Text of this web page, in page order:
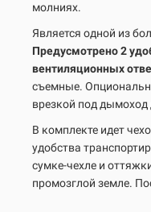
молниях.
Является одной из
Предусмотрено 2
вентиляционных
съемные.
врезкой под
В комплекте идет
удобства
сумке-чехле и
промозглой земле.